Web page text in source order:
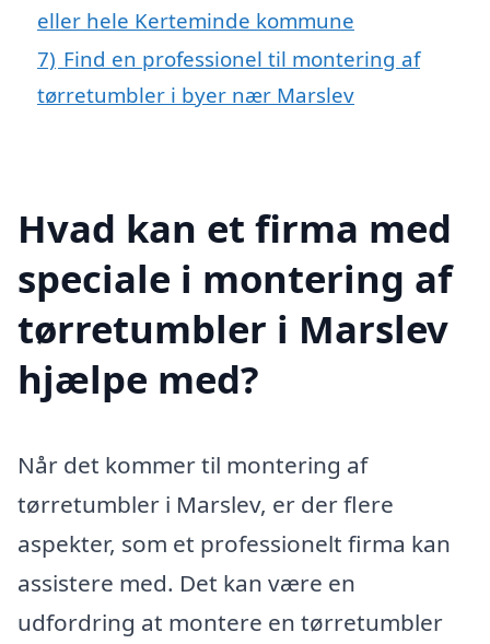
eller hele Kerteminde kommune
7) Find en professionel til montering af
tørretumbler i byer nær Marslev
Hvad kan et firma med
speciale i montering af
tørretumbler i Marslev
hjælpe med?
Når det kommer til montering af
tørretumbler i Marslev, er der flere
aspekter, som et professionelt firma kan
assistere med. Det kan være en
udfordring at montere en tørretumbler